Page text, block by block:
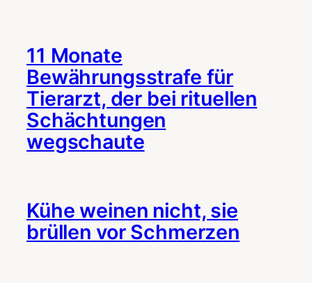
11 Monate
Bewährungsstrafe für
Tierarzt, der bei rituellen
Schächtungen
wegschaute
Kühe weinen nicht, sie
brüllen vor Schmerzen